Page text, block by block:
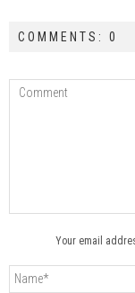
COMMENTS: 0
Your email